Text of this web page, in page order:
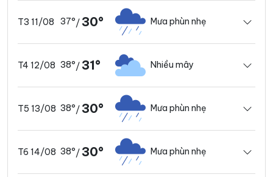
T3 11/08 37°/30° Mưa phùn nhẹ
T4 12/08 38°/31° Nhiều mây
T5 13/08 38°/30° Mưa phùn nhẹ
T6 14/08 38°/30° Mưa phùn nhẹ